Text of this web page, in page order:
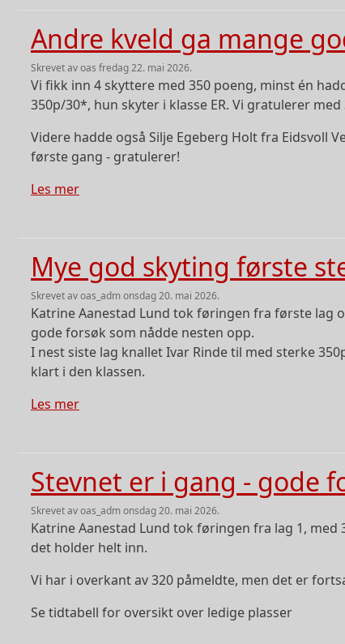
Andre kveld ga mange
skrevet avoas fredag 22. mai 2026.
Vi fikk inn 4 skyttere med 350 poeng, minst én
350p/30*, hun skyter i klasse ER. Vi gratulerer med
Videre hadde også Silje Egeberg Holt fra Eidsvoll
første gang - gratulerer!
Les merom Andre kveld ga mange gode resultater,
Mye god skyting første
skrevet avoas_admonsdag 20. mai 2026.
Katrine Aanestad Lund tok føringen fra første lag
gode forsøk som nådde nesten opp.
I nest siste lag knallet Ivar Rinde til med sterke
klart i den klassen.
Les merom Mye god skyting første stevnekveld
Stevnet er i gang - gode
skrevet avoas_admonsdag 20. mai 2026.
Katrine Aanestad Lund tok føringen fra lag 1,
det holder helt inn.
Vi har i overkant av 320 påmeldte, men det er
Se tidtabell for oversikt over ledige plasser